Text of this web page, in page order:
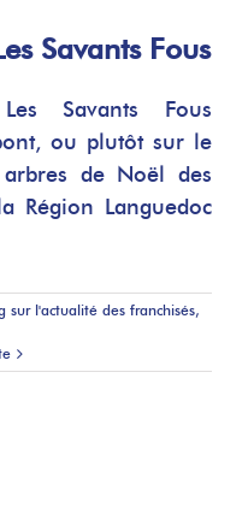
Savants Fous
Savants Fous
ou plutôt sur le
de Noël des
Région Languedoc
sur l'actualité des franchisés,